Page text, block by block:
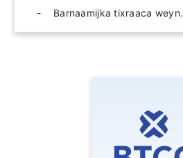
Barnaamijka tixraaca weyn.